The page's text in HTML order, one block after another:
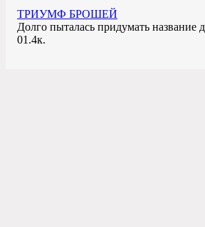
ТРИУМФ БРОШЕЙ
Долго пыталась придумать название
01.4к.